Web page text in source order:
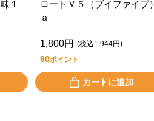
１
ロートＶ５（ブイファイブ）
ａ
1,800円 (税込1,944円)
90ポイント
カートに追加